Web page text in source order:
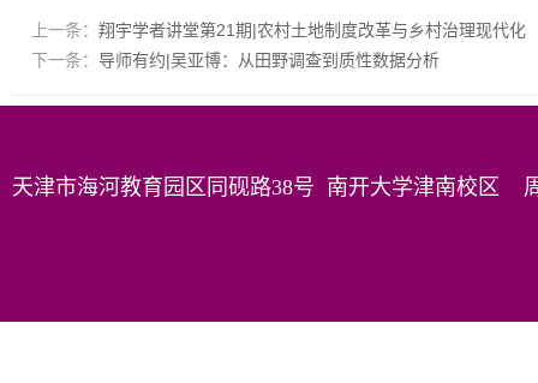
上一条： 翔宇学者讲堂第21期|农村土地制度改革与乡村治理现代化
下一条： 导师有约|吴亚博：从田野调查到质性数据分析
天津市海河教育园区同砚路38号 南开大学津南校区